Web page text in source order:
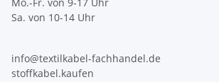
Sa. von 10-14 Uhr
info@textilkabel-fachhandel.de
stoffkabel.kaufen